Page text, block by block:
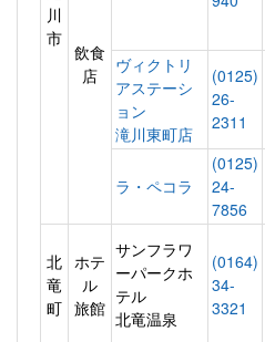
川
市
飲食
店
ヴィクトリ
アステーシ
ョン
滝川東町店
(0125)
26-
2311
ラ・ペコラ
(0125)
24-
7856
北
竜
町
ホテ
ル
旅館
サンフラワ
ーパークホ
テル
北竜温泉
(0164)
34-
3321